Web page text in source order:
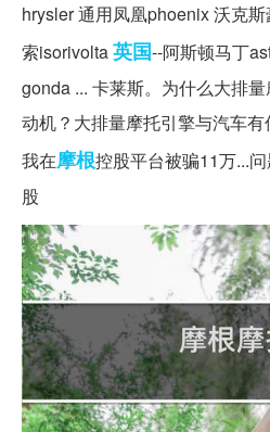
hrysler 通用凤凰phoenix 沃克
索isorivolta英国--阿斯顿马丁
gonda ... 卡莱斯。为什么大排
动机？大排量摩托引擎与汽车
我在摩根控股平台被骗11万...
股